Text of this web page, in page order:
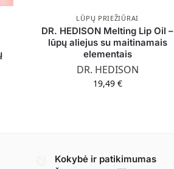
LŪPŲ PRIEŽIŪRAI
DR. HEDISON Melting Lip Oil –
lūpų aliejus su maitinamais
elementais
DR. HEDISON
19,49 €
Kokybė ir patikimumas